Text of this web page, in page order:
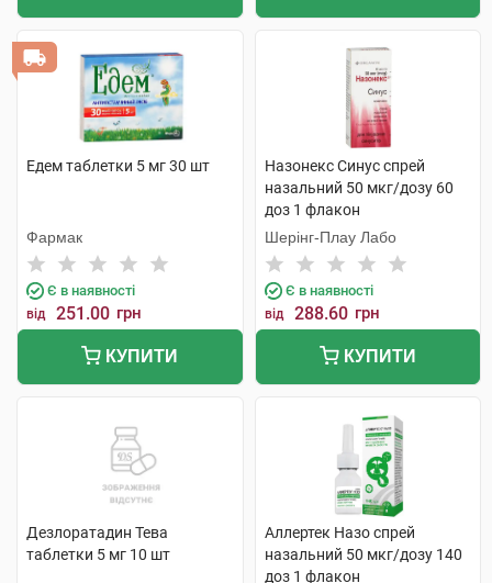
Едем таблетки 5 мг 30 шт
Фармак
Є в наявності
від 251.00 грн
КУПИТИ
Назонекс Синус спрей
назальний 50 мкг/дозу 60
доз 1 флакон
Шерінг-Плау Лабо
Є в наявності
від 288.60 грн
КУПИТИ
Дезлоратадин Тева
таблетки 5 мг 10 шт
Аллертек Назо спрей
назальний 50 мкг/дозу 140
доз 1 флакон